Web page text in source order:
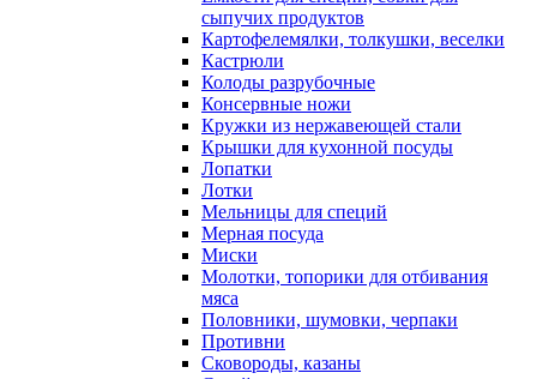
сыпучих продуктов
Картофелемялки, толкушки, веселки
Кастрюли
Колоды разрубочные
Консервные ножи
Кружки из нержавеющей стали
Крышки для кухонной посуды
Лопатки
Лотки
Мельницы для специй
Мерная посуда
Миски
Молотки, топорики для отбивания
мяса
Половники, шумовки, черпаки
Противни
Сковороды, казаны